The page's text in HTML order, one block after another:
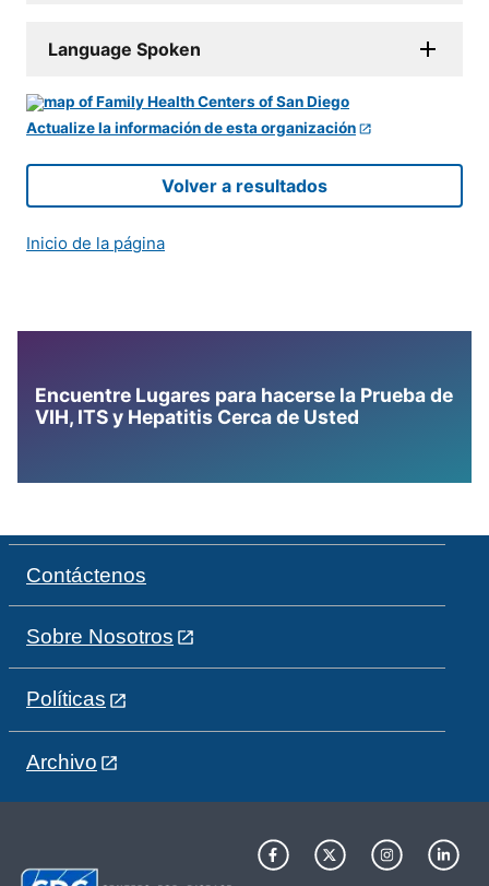
Language Spoken
Actualize la información de esta organización
Volver a resultados
Inicio de la página
Encuentre Lugares para hacerse la Prueba de
VIH, ITS y Hepatitis Cerca de Usted
Contáctenos
Sobre Nosotros
Políticas
Archivo